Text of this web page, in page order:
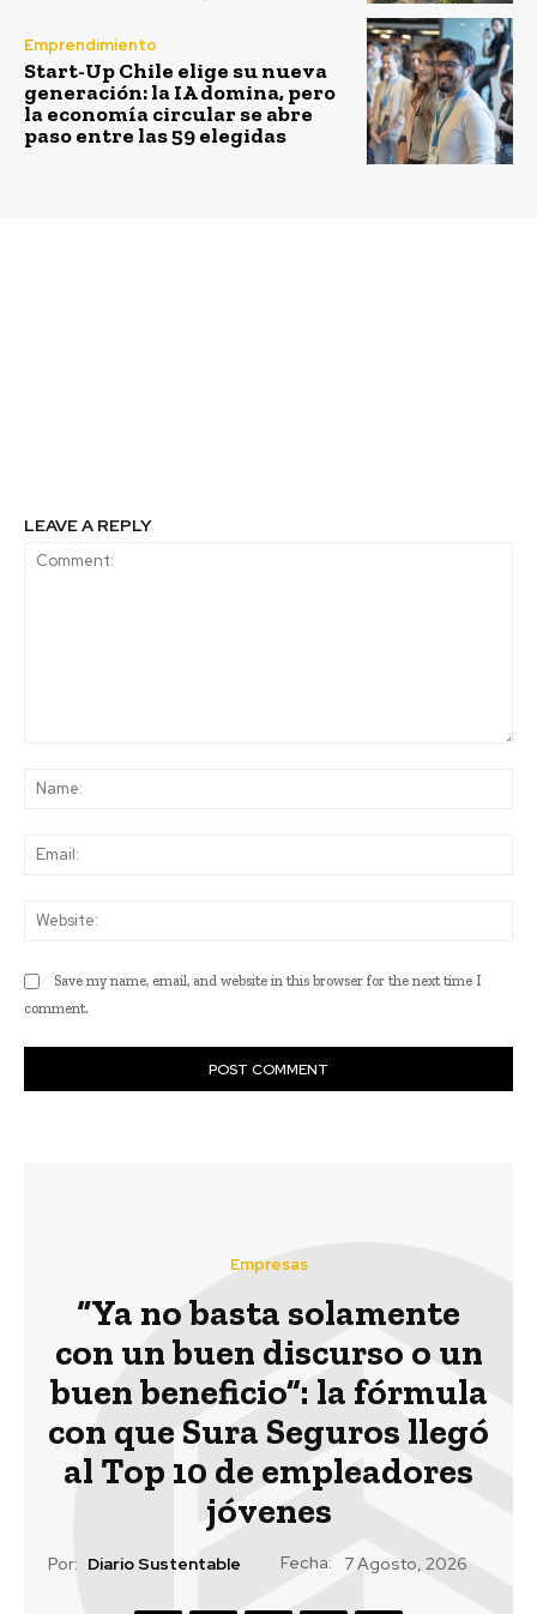
Emprendimiento
Start-Up Chile elige su nueva
generación: la IA domina, pero
la economía circular se abre
paso entre las 59 elegidas
LEAVE A REPLY
Save my name, email, and website in this browser for the next time I
comment.